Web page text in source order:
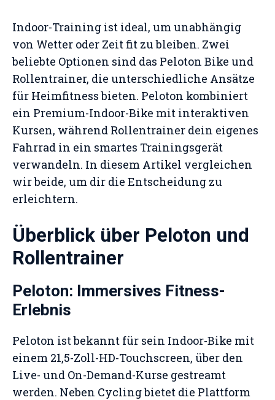
Indoor-Training ist ideal, um unabhängig
von Wetter oder Zeit fit zu bleiben. Zwei
beliebte Optionen sind das Peloton Bike und
Rollentrainer, die unterschiedliche Ansätze
für Heimfitness bieten. Peloton kombiniert
ein Premium-Indoor-Bike mit interaktiven
Kursen, während Rollentrainer dein eigenes
Fahrrad in ein smartes Trainingsgerät
verwandeln. In diesem Artikel vergleichen
wir beide, um dir die Entscheidung zu
erleichtern.
Überblick über Peloton und
Rollentrainer
Peloton: Immersives Fitness-
Erlebnis
Peloton ist bekannt für sein Indoor-Bike mit
einem 21,5-Zoll-HD-Touchscreen, über den
Live- und On-Demand-Kurse gestreamt
werden. Neben Cycling bietet die Plattform